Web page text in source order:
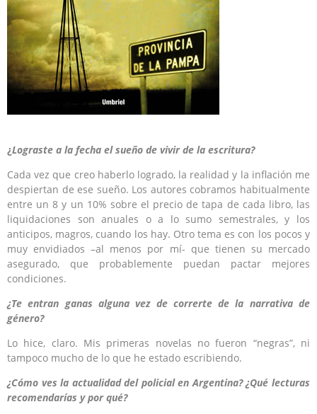
¿Lograste a la fecha el sueño de vivir de la escritura?
Cada vez que creo haberlo logrado, la realidad y la inflación me
despiertan de ese sueño. Los autores cobramos habitualmente
entre un 8 y un 10% sobre el precio de tapa de cada libro, las
liquidaciones son anuales o a lo sumo semestrales, y los
anticipos, magros, cuando los hay. Otro tema es con los pocos y
muy envidiados –al menos por mí- que tienen su mercado
asegurado, que probablemente puedan pactar mejores
condiciones.
¿Te entran ganas alguna vez de correrte de la narrativa de
género?
Lo hice, claro. Mis primeras novelas no fueron “negras”, ni
tampoco mucho de lo que he estado escribiendo.
¿Cómo ves la actualidad del policial en Argentina? ¿Qué lecturas
recomendarías y por qué?